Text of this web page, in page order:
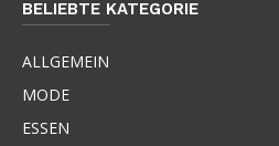
BELIEBTE KATEGORIE
ALLGEMEIN
MODE
ESSEN